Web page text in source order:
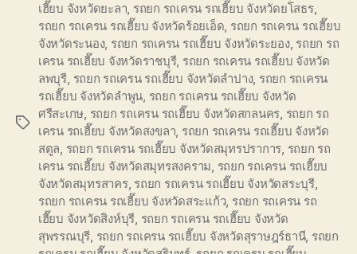
Tags
เฮี๊ยบ จังหวัดยะลา, รถยก รถเครน รถเฮี๊ยบ จังหวัดยโสธร,
รถยก รถเครน รถเฮี๊ยบ จังหวัดร้อยเอ็ด, รถยก รถเครน รถเฮี๊ยบ
จังหวัดระนอง, รถยก รถเครน รถเฮี๊ยบ จังหวัดระยอง, รถยก รถ
เครน รถเฮี๊ยบ จังหวัดราชบุรี, รถยก รถเครน รถเฮี๊ยบ จังหวัด
ลพบุรี, รถยก รถเครน รถเฮี๊ยบ จังหวัดลำปาง, รถยก รถเครน
รถเฮี๊ยบ จังหวัดลำพูน, รถยก รถเครน รถเฮี๊ยบ จังหวัด
ศรีสะเกษ, รถยก รถเครน รถเฮี๊ยบ จังหวัดสกลนคร, รถยก รถ
เครน รถเฮี๊ยบ จังหวัดสงขลา, รถยก รถเครน รถเฮี๊ยบ จังหวัด
สตูล, รถยก รถเครน รถเฮี๊ยบ จังหวัดสมุทรปราการ, รถยก รถ
เครน รถเฮี๊ยบ จังหวัดสมุทรสงคราม, รถยก รถเครน รถเฮี๊ยบ
จังหวัดสมุทรสาคร, รถยก รถเครน รถเฮี๊ยบ จังหวัดสระบุรี,
รถยก รถเครน รถเฮี๊ยบ จังหวัดสระแก้ว, รถยก รถเครน รถ
เฮี๊ยบ จังหวัดสิงห์บุรี, รถยก รถเครน รถเฮี๊ยบ จังหวัด
สุพรรณบุรี, รถยก รถเครน รถเฮี๊ยบ จังหวัดสุราษฎร์ธานี, รถยก